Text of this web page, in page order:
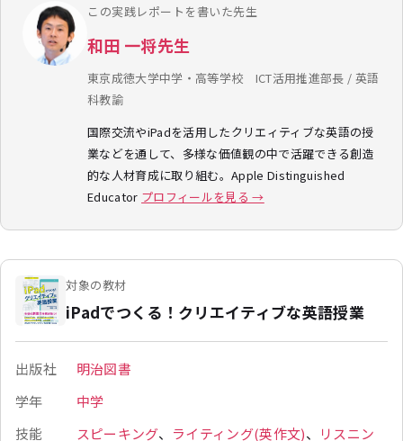
この実践レポートを書いた先生
和田 一将先生
東京成徳大学中学・高等学校 ICT活用推進部長 / 英語
科教諭
国際交流やiPadを活用したクリエィティブな英語の授
業などを通して、多様な価値観の中で活躍できる創造
的な人材育成に取り組む。Apple Distinguished
Educator プロフィールを見る →
対象の教材
iPadでつくる！クリエイティブな英語授業
出版社
明治図書
学年
中学
技能
スピーキング、 ライティング(英作文)、
リスニン